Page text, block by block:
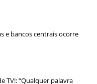
e bancos centrais ocorre
TV!: “Qualquer palavra